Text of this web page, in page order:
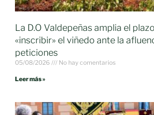
La D.O Valdepeñas amplia el
«inscribir» el viñedo ante la
peticiones
05/08/2026 No hay comentarios
Leer más »